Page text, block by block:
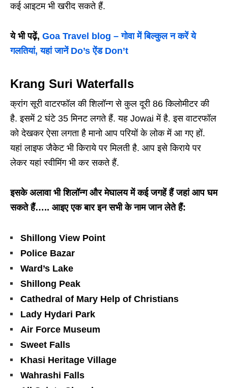
कई आइटम भी खरीद सकते हैं.
ये भी पढ़ें, Goa Travel blog – गोवा में बिल्कुल न करें ये
गलतियां, यहां जानें Do’s ऐंड Don’t
Krang Suri Waterfalls
क्रांग सूरी वाटरफॉल की शिलॉन्ग से कुल दूरी 86 किलोमीटर की
है. इसमें 2 घंटे 35 मिनट लगते हैं. यह Jowai में है. इस वाटरफॉल
को देखकर ऐसा लगता है मानो आप परियों के लोक में आ गए हों.
यहां लाइफ जैकेट भी किराये पर मिलती है. आप इसे किराये पर
लेकर यहां स्वीमिंग भी कर सकते हैं.
इसके अलावा भी शिलॉन्ग और मेघालय में कई जगहें हैं जहां आप घम
सकते हैं….. आइए एक बार इन सभी के नाम जान लेते हैं:
Shillong View Point
Police Bazar
Ward’s Lake
Shillong Peak
Cathedral of Mary Help of Christians
Lady Hydari Park
Air Force Museum
Sweet Falls
Khasi Heritage Village
Wahrashi Falls